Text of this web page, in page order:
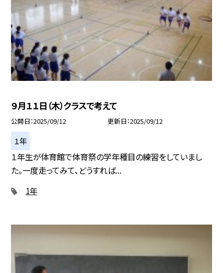
９月１１日（木）クラスで考えて
公開日 2025/09/12 更新日 2025/09/12
１年
１年生が体育館で体育祭の学年種目の練習をしていまし
た。一度走ってみて、どうすれば...
1年